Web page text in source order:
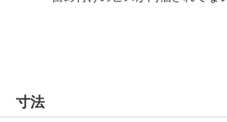
寸法